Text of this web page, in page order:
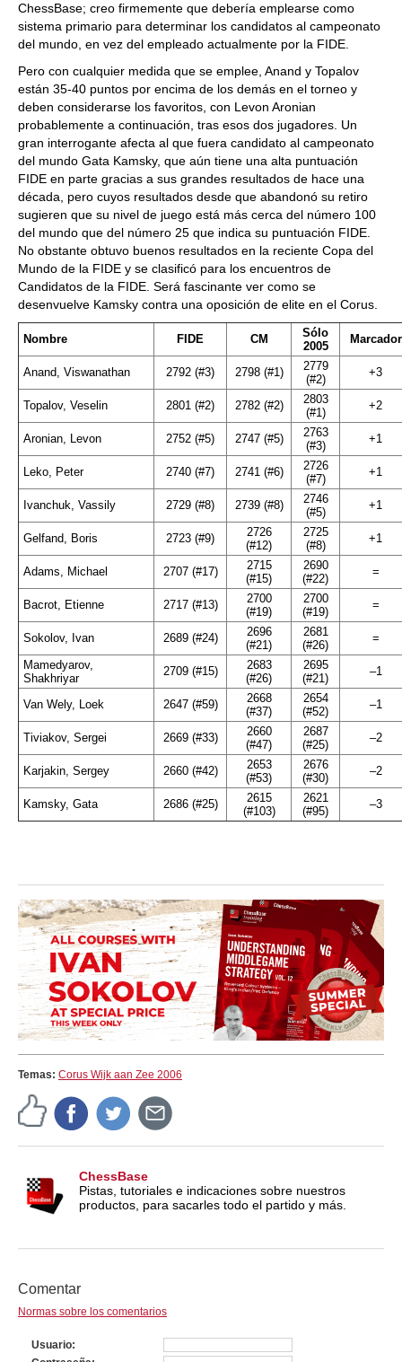
ChessBase; creo firmemente que debería emplearse como
sistema primario para determinar los candidatos al campeonato
del mundo, en vez del empleado actualmente por la FIDE.
Pero con cualquier medida que se emplee, Anand y Topalov
están 35-40 puntos por encima de los demás en el torneo y
deben considerarse los favoritos, con Levon Aronian
probablemente a continuación, tras esos dos jugadores. Un
gran interrogante afecta al que fuera candidato al campeonato
del mundo Gata Kamsky, que aún tiene una alta puntuación
FIDE en parte gracias a sus grandes resultados de hace una
década, pero cuyos resultados desde que abandonó su retiro
sugieren que su nivel de juego está más cerca del número 100
del mundo que del número 25 que indica su puntuación FIDE.
No obstante obtuvo buenos resultados en la reciente Copa del
Mundo de la FIDE y se clasificó para los encuentros de
Candidatos de la FIDE. Será fascinante ver como se
desenvuelve Kamsky contra una oposición de elite en el Corus.
Nombre FIDE CM
Sólo
2005
Marcador
Anand, Viswanathan 2792 (#3) 2798 (#1)
2779
(#2)
+3
Topalov, Veselin 2801 (#2) 2782 (#2)
2803
(#1)
+2
Aronian, Levon 2752 (#5) 2747 (#5)
2763
(#3)
+1
Leko, Peter 2740 (#7) 2741 (#6)
2726
(#7)
+1
Ivanchuk, Vassily 2729 (#8) 2739 (#8)
2746
(#5)
+1
Gelfand, Boris 2723 (#9)
2726
(#12)
2725
(#8)
+1
Adams, Michael 2707 (#17)
2715
(#15)
2690
(#22)
=
Bacrot, Etienne 2717 (#13)
2700
(#19)
2700
(#19)
=
Sokolov, Ivan 2689 (#24)
2696
(#21)
2681
(#26)
=
Mamedyarov,
Shakhriyar
2709 (#15)
2683
(#26)
2695
(#21)
–1
Van Wely, Loek 2647 (#59)
2668
(#37)
2654
(#52)
–1
Tiviakov, Sergei 2669 (#33)
2660
(#47)
2687
(#25)
–2
Karjakin, Sergey 2660 (#42)
2653
(#53)
2676
(#30)
–2
Kamsky, Gata 2686 (#25)
2615
(#103)
2621
(#95)
–3
Temas: Corus Wijk aan Zee 2006
ChessBase
Pistas, tutoriales e indicaciones sobre nuestros
productos, para sacarles todo el partido y más.
Comentar
Normas sobre los comentarios
Usuario